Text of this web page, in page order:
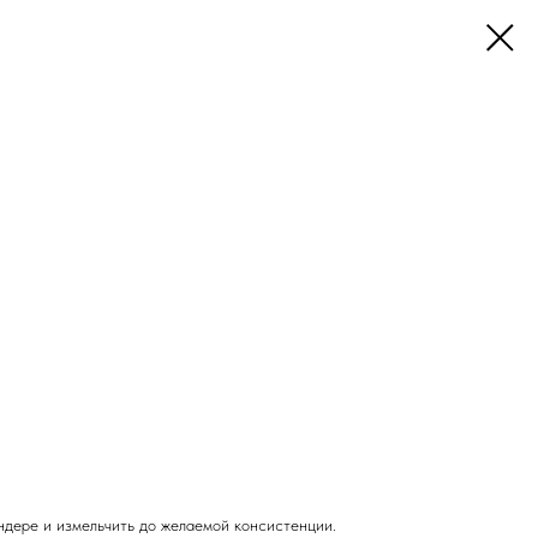
и измельчить до желаемой консистенции.